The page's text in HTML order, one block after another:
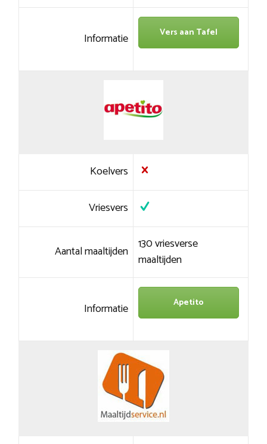
Informatie Vers aan Tafel
Koelvers
Vriesvers
Aantal maaltijden 130 vriesverse
maaltijden
Informatie Apetito